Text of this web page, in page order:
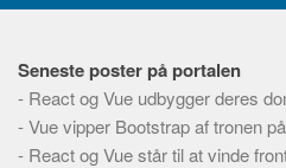
Grænseflade
Lagring
Database typer
Seneste poster på portalen
- React og Vue udbygger deres
-Vue vipper Bootstrap af tronen
- React og Vue står til at vinde